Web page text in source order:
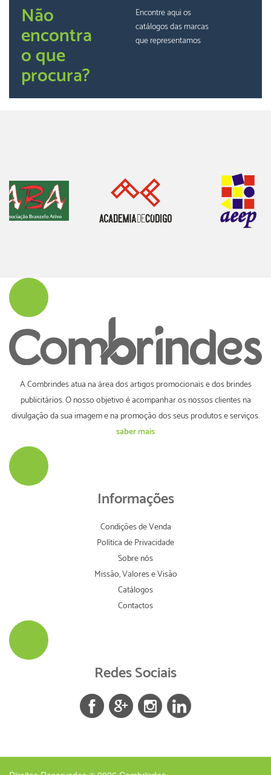
Não
encontra
o que
procura?
Encontre aqui os
catálogos das marcas
que representamos
A Combrindes atua na área dos artigos promocionais e dos brindes
publicitários. O nosso objetivo é acompanhar os nossos clientes na
divulgação da sua imagem e na promoção dos seus produtos e serviços.
saber mais
Informações
Condições de Venda
Política de Privacidade
Sobre nós
Missão, Valores e Visão
Catálogos
Contactos
Redes Sociais